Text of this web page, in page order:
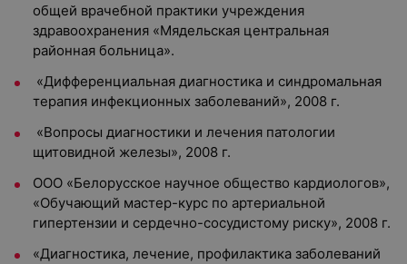
общей врачебной практики учреждения
здравоохранения «Мядельская центральная
районная больница».
«Дифференциальная диагностика и синдромальная
терапия инфекционных заболеваний», 2008 г.
«Вопросы диагностики и лечения патологии
щитовидной железы», 2008 г.
ООО «Белорусское научное общество кардиологов»,
«Обучающий мастер-курс по артериальной
гипертензии и сердечно-сосудистому риску», 2008 г.
«Диагностика, лечение, профилактика заболеваний